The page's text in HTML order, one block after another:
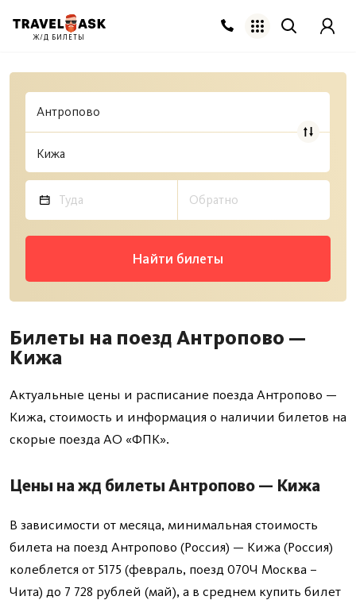
Найти билеты
Билеты на поезд Антропово —
Кижа
Актуальные цены и расписание поезда Антропово —
Кижа, стоимость и информация о наличии билетов на
скорые поезда АО «ФПК».
Цены на жд билеты Антропово — Кижа
В зависимости от месяца, минимальная стоимость
билета на поезд Антропово (Россия) — Кижа (Россия)
колеблется от 5175 (февраль, поезд 070Ч Москва –
Чита) до 7 728 рублей (май), а в среднем купить билет
Ж/Д БИЛЕТЫ